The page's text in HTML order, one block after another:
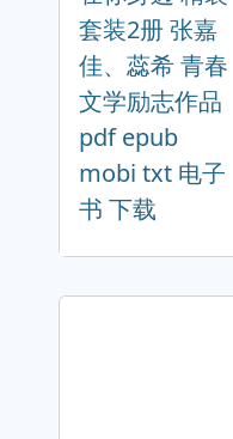
套装2册 张嘉
佳、蕊希 青春
文学励志作品
pdf epub
mobi txt 电子
书 下载